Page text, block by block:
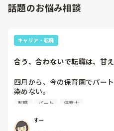
話題のお悩み相談
キャリア・転職
合う、合わないで転職は、甘
四月から、今の保育園でパー
染めない。
前勤務してた園は8年続いたの
なんでこんなに馴染めないんだ
転職 パート 保育士
すー